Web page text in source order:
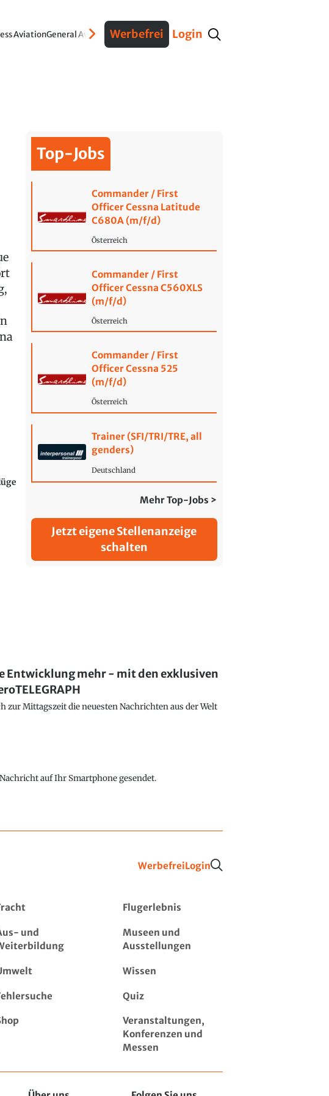
AviationGeneral AviationVerteidigungInterviews Fracht
Werbefrei Login
Top-Jobs
Commander / First
Officer Cessna Latitude
C680A (m/f/d)
Österreich
Commander / First
Officer Cessna C560XLS
(m/f/d)
Österreich
Commander / First
Officer Cessna 525
(m/f/d)
Österreich
Trainer (SFI/TRI/TRE, all
genders)
Deutschland
Mehr Top-Jobs >
Jetzt eigene Stellenanzeige
schalten
Entwicklung mehr - mit den exklusiven
Mittagszeit die neuesten Nachrichten aus der Welt
auf Ihr Smartphone gesendet.
WerbefreiLogin
Flugerlebnis
und
Museen und
Ausstellungen
Wissen
Quiz
Veranstaltungen,
Konferenzen und
Messen